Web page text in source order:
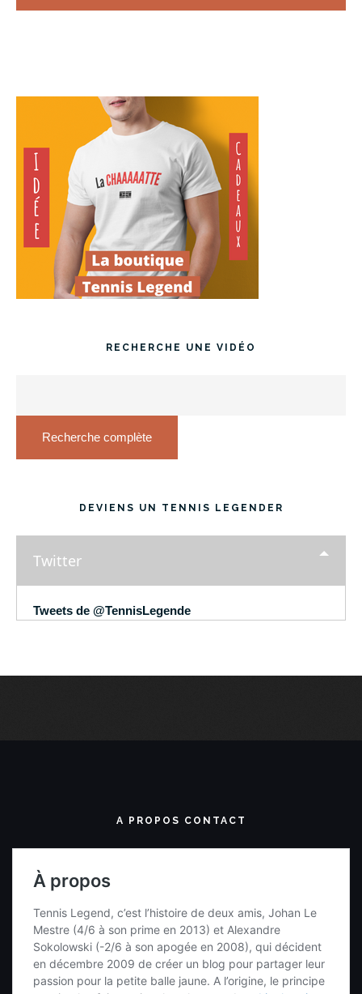
RECHERCHE UNE VIDÉO
Recherche complète
DEVIENS UN TENNIS LEGENDER
Twitter
Tweets de @TennisLegende
A PROPOS CONTACT